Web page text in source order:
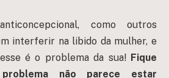
como outros
interferir na libido da mulher, e
é o problema da sua! Fique
não parece estar